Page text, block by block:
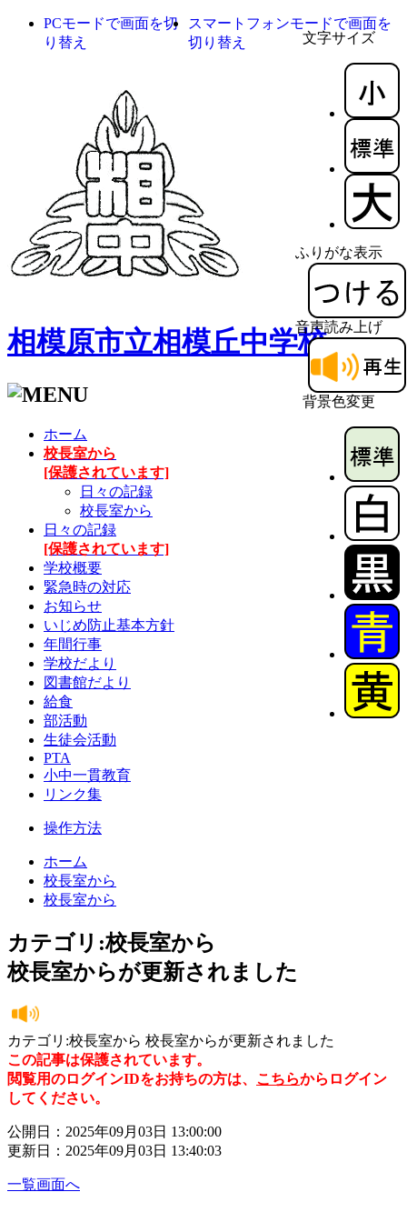
文字サイズ
ふりがな表示
音声読み上げ
背景色変更
PCモードで画面を切
り替え
スマートフォンモードで画面を
切り替え
相模原市立相模丘中学校
ホーム
校長室から
[保護されています]
日々の記録
校長室から
日々の記録
[保護されています]
学校概要
緊急時の対応
お知らせ
いじめ防止基本方針
年間行事
学校だより
図書館だより
給食
部活動
生徒会活動
PTA
小中一貫教育
リンク集
操作方法
ホーム
校長室から
校長室から
カテゴリ:校長室から
校長室からが更新されました
カテゴリ:校長室から 校長室からが更新されました
この記事は保護されています。
閲覧用のログインIDをお持ちの方は、 こちらからログイン
してください。
公開日：2025年09月03日 13:00:00
更新日：2025年09月03日 13:40:03
一覧画面へ